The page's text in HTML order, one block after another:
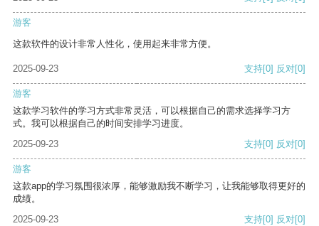
游客
这款软件的设计非常人性化，使用起来非常方便。
2025-09-23 支持[0] 反对[0]
游客
这款学习软件的学习方式非常灵活，可以根据自己的需求选择学习方
式。我可以根据自己的时间安排学习进度。
2025-09-23
支持[0] 反对[0]
游客
这款app的学习氛围很浓厚，能够激励我不断学习，让我能够取得更好的
成绩。
2025-09-23
支持[0] 反对[0]